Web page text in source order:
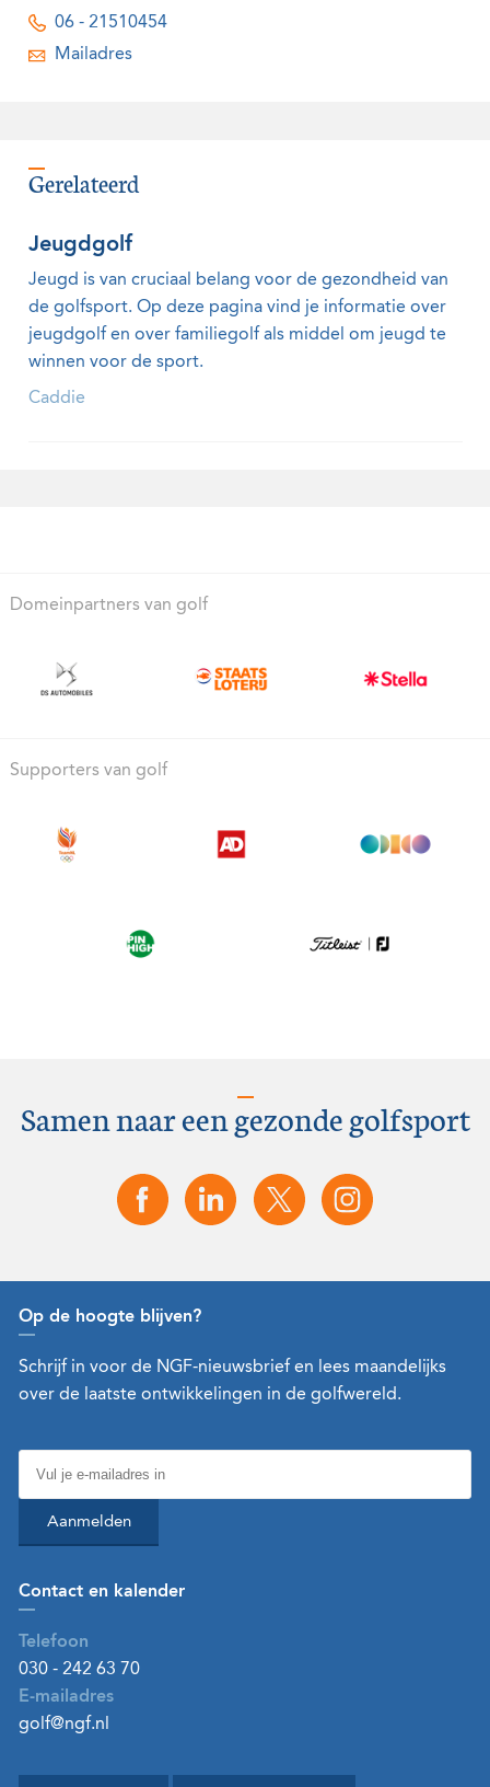
06 - 21510454
Mailadres
Gerelateerd
Jeugdgolf
Jeugd is van cruciaal belang voor de gezondheid van
de golfsport. Op deze pagina vind je informatie over
jeugdgolf en over familiegolf als middel om jeugd te
winnen voor de sport.
Caddie
Domeinpartners van golf
Supporters van golf
Samen naar een gezonde golfsport
Op de hoogte blijven?
Schrijf in voor de NGF-nieuwsbrief en lees maandelijks
over de laatste ontwikkelingen in de golfwereld.
Aanmelden
Contact en kalender
Telefoon
030 - 242 63 70
E-mailadres
golf@ngf.nl